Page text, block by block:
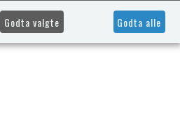
Godta valgte Godta alle